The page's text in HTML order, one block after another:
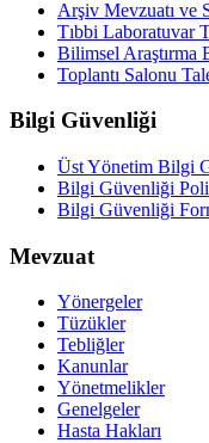
Arşiv Mevzuatı ve
Tıbbi Laboratuvar
Bilimsel Araştırma
Toplantı Salonu
Bilgi Güvenliği
Üst Yönetim Bilgi
Bilgi Güvenliği
Bilgi Güvenliği
Mevzuat
Yönergeler
Tüzükler
Tebliğler
Kanunlar
Yönetmelikler
Genelgeler
Hasta Hakları